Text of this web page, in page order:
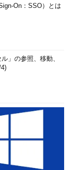
On：SSO）とは
」の参照、移動、